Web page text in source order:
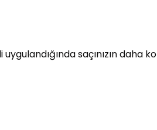
saçınızın daha